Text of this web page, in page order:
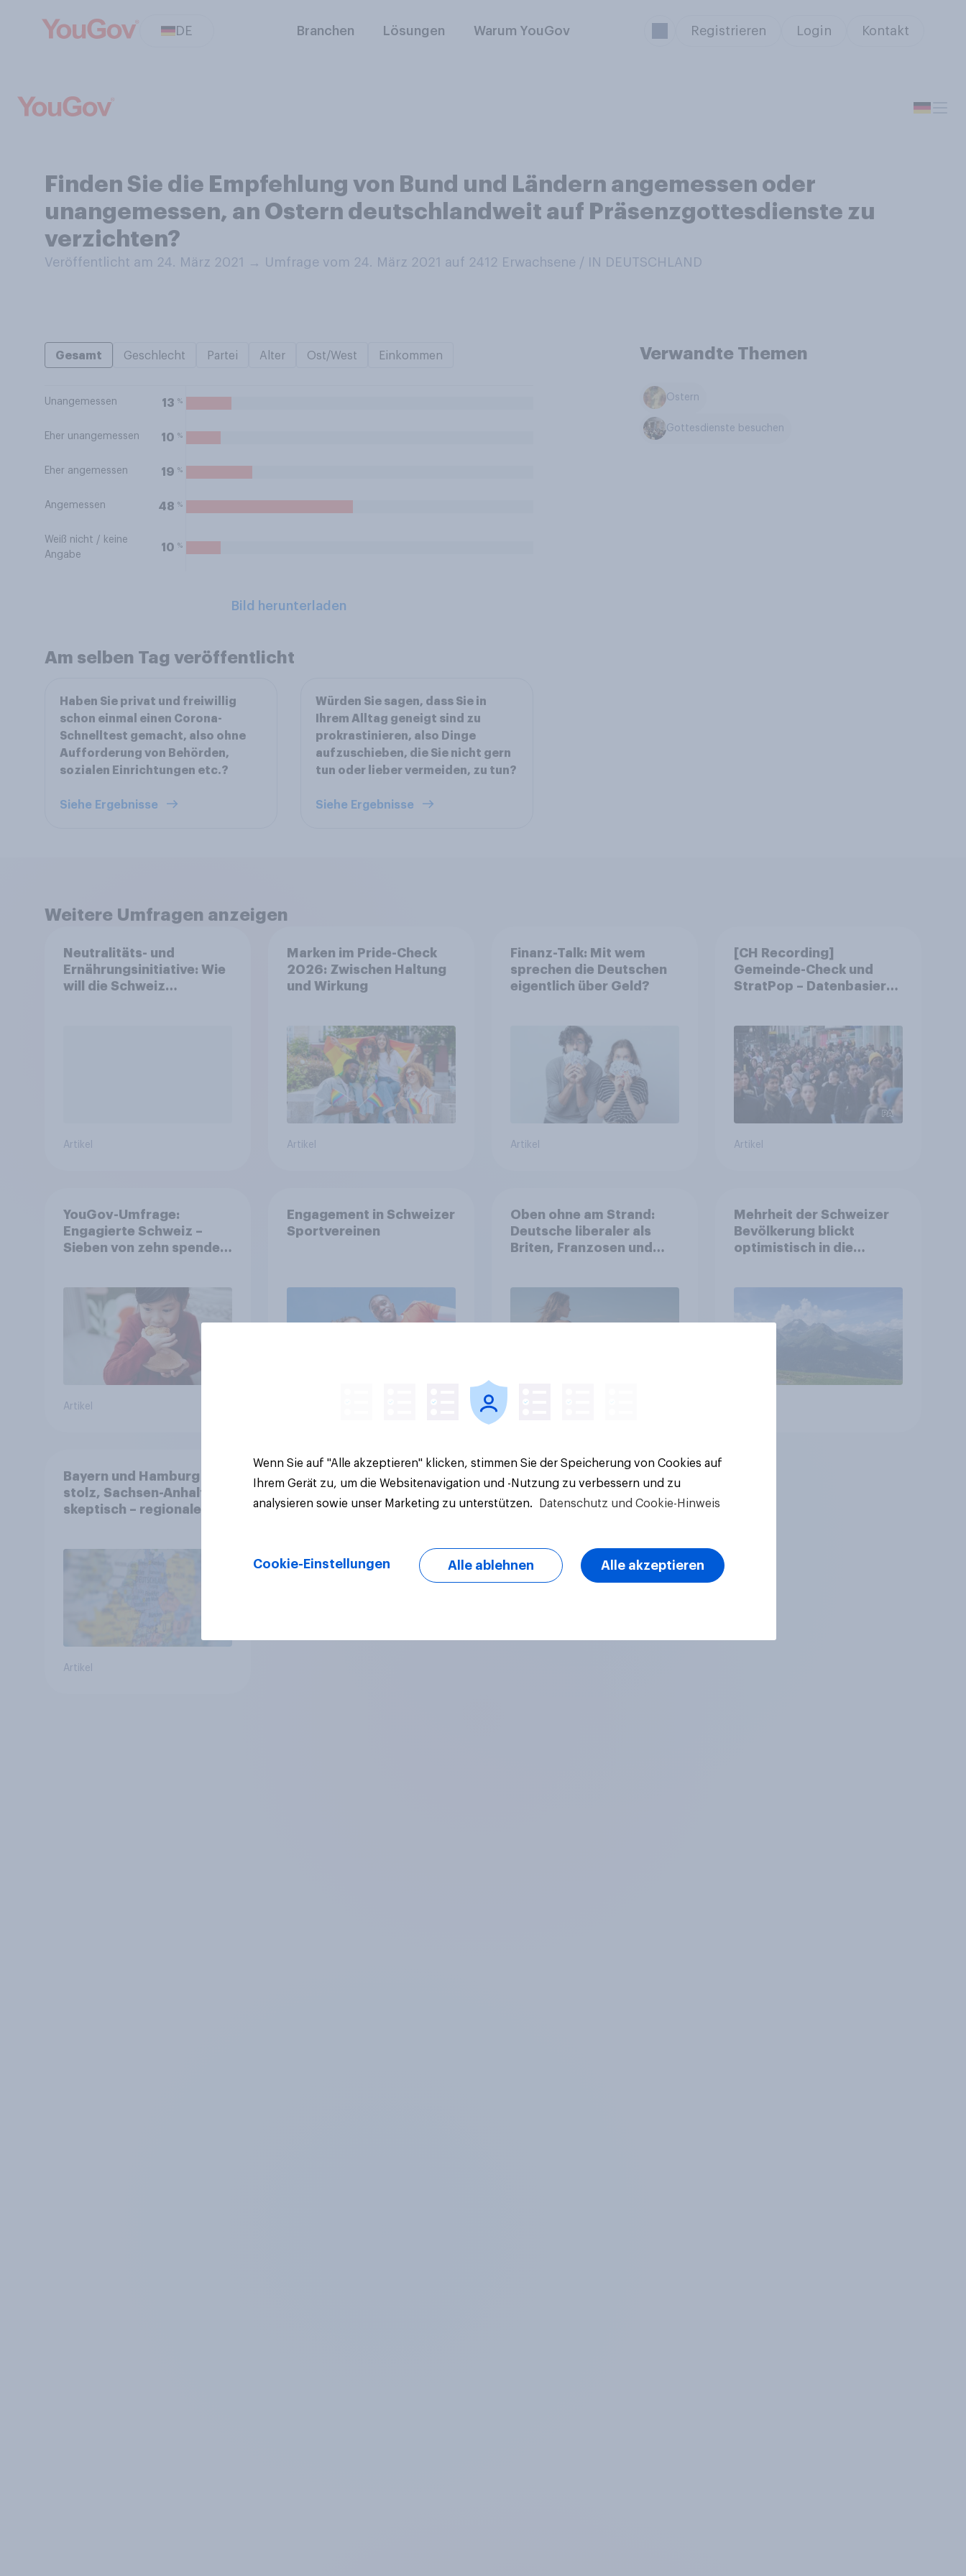
DE Branchen Lösungen Warum YouGov Registrieren Login Kontakt
Finden Sie die Empfehlung von Bund und Ländern angemessen oder
unangemessen, an Ostern deutschlandweit auf Präsenzgottesdienste zu
verzichten?
Veröffentlicht am 24. März 2021 → Umfrage vom 24. März 2021 auf 2412 Erwachsene / IN DEUTSCHLAND
Gesamt Geschlecht Partei Alter Ost/West Einkommen
Unangemessen 13 %
Eher unangemessen 10 %
Eher angemessen 19 %
Angemessen 48 %
Weiß nicht / keine
Angabe
10 %
Bild herunterladen
Verwandte Themen
Ostern
Gottesdienste besuchen
Am selben Tag veröffentlicht
Haben Sie privat und freiwillig
schon einmal einen Corona-
Schnelltest gemacht, also ohne
Aufforderung von Behörden,
sozialen Einrichtungen etc.?
Siehe Ergebnisse
Würden Sie sagen, dass Sie in
Ihrem Alltag geneigt sind zu
prokrastinieren, also Dinge
aufzuschieben, die Sie nicht gern
tun oder lieber vermeiden, zu tun?
Siehe Ergebnisse
Weitere Umfragen anzeigen
Neutralitäts- und
Ernährungsinitiative: Wie
will die Schweiz
Artikel
Marken im Pride-Check
2026: Zwischen Haltung
und Wirkung
Artikel
Finanz-Talk: Mit wem
sprechen die Deutschen
eigentlich über Geld?
Artikel
[CH Recording]
Gemeinde-Check und
StratPop – Datenbasierte
Artikel
YouGov-Umfrage:
Engagierte Schweiz –
Sieben von zehn spenden,
Artikel
Engagement in Schweizer
Sportvereinen
Oben ohne am Strand:
Deutsche liberaler als
Briten, Franzosen und
Mehrheit der Schweizer
Bevölkerung blickt
optimistisch in die
Gesundheitswesen und
Altersvorsorge
Bayern und Hamburg
stolz, Sachsen-Anhalt
skeptisch – regionale
Europa im Osten am
Artikel
Wenn Sie auf "Alle akzeptieren" klicken, stimmen Sie der Speicherung von Cookies auf
Ihrem Gerät zu, um die Websitenavigation und -Nutzung zu verbessern und zu
analysieren sowie unser Marketing zu unterstützen.
Datenschutz und Cookie-Hinweis
Cookie-Einstellungen Alle ablehnen Alle akzeptieren